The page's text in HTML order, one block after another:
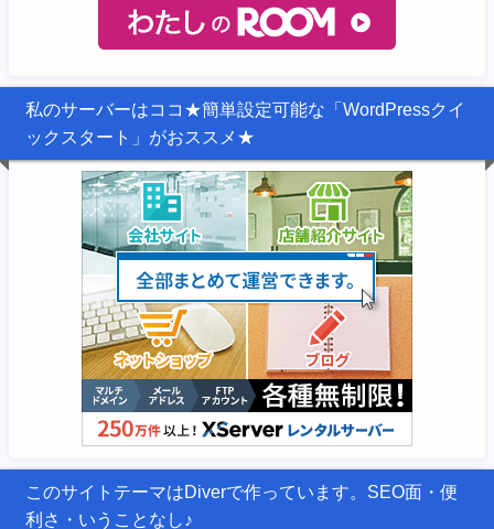
私のサーバーはココ★簡単設定可能な「WordPressクイ
ックスタート」がおススメ★
このサイトテーマはDiverで作っています。SEO面・便
利さ・いうことなし♪